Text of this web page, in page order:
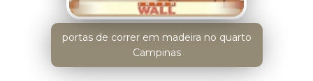
portas de correr em madeira no quarto
Campinas